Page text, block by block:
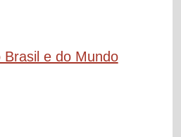
Brasil e do Mundo